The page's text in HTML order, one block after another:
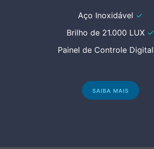
Aço Inoxidável ✓
Brilho de 21.000 LUX ✓
Painel de Controle Digital
SAIBA MAIS